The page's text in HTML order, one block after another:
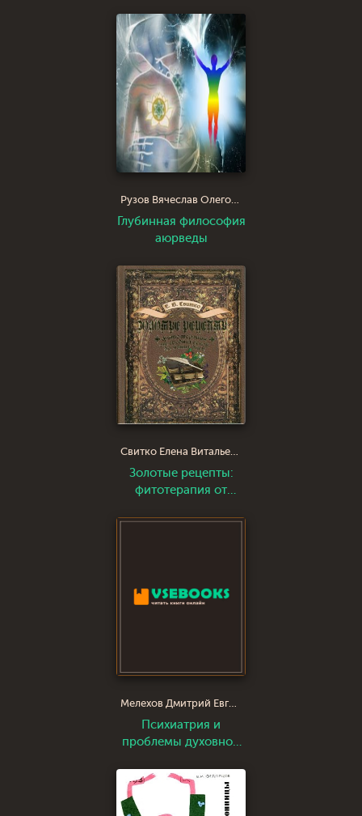
человека
Рузов Вячеслав Олегович Патита Павана дас
Глубинная философия
аюрведы
Свитко Елена Витальевна
Золотые рецепты:
фитотерапия от
наших дней
Мелехов Дмитрий Евгеньевич
Психиатрия и
проблемы духовной